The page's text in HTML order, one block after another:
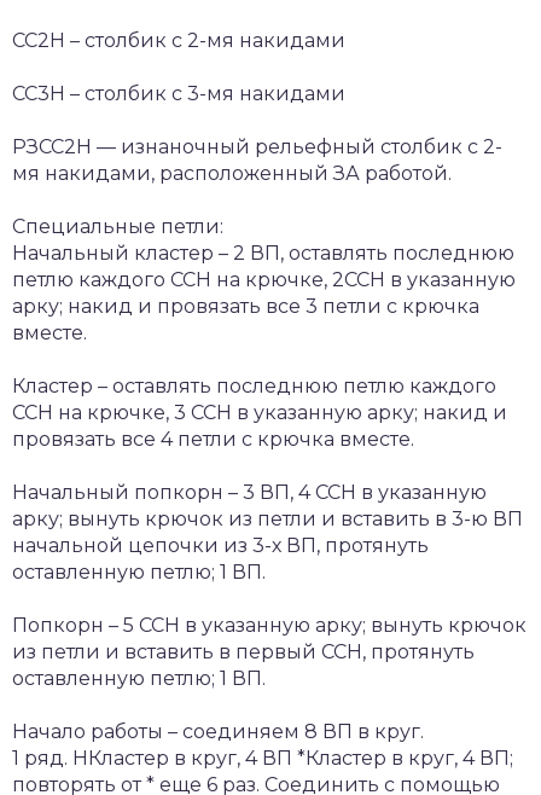
СС2Н – столбик с 2-мя накидами
СС3Н – столбик с 3-мя накидами
РЗСС2Н — изнаночный рельефный столбик с 2-
мя накидами, расположенный ЗА работой.
Специальные петли:
Начальный кластер – 2 ВП, оставлять последнюю
петлю каждого ССН на крючке, 2ССН в указанную
арку; накид и провязать все 3 петли с крючка
вместе.
Кластер – оставлять последнюю петлю каждого
ССН на крючке, 3 ССН в указанную арку; накид и
провязать все 4 петли с крючка вместе.
Начальный попкорн – 3 ВП, 4 ССН в указанную
арку; вынуть крючок из петли и вставить в 3-ю ВП
начальной цепочки из 3-х ВП, протянуть
оставленную петлю; 1 ВП.
Попкорн – 5 ССН в указанную арку; вынуть крючок
из петли и вставить в первый ССН, протянуть
оставленную петлю; 1 ВП.
Начало работы – соединяем 8 ВП в круг.
1 ряд. НКластер в круг, 4 ВП *Кластер в круг, 4 ВП;
повторять от * еще 6 раз. Соединить с помощью